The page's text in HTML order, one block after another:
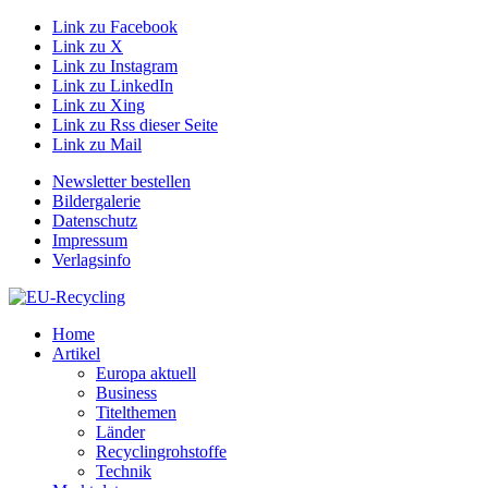
Link zu Facebook
Link zu X
Link zu Instagram
Link zu LinkedIn
Link zu Xing
Link zu Rss dieser Seite
Link zu Mail
Newsletter bestellen
Bildergalerie
Datenschutz
Impressum
Verlagsinfo
Home
Artikel
Europa aktuell
Business
Titelthemen
Länder
Recyclingrohstoffe
Technik